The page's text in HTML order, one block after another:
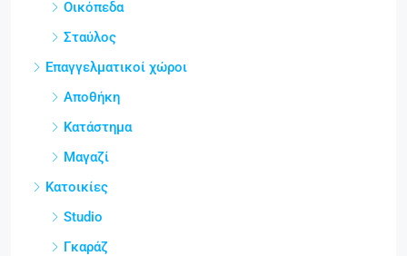
Οικόπεδα
Σταύλος
Επαγγελματικοί χώροι
Αποθήκη
Κατάστημα
Μαγαζί
Κατοικίες
Studio
Γκαράζ